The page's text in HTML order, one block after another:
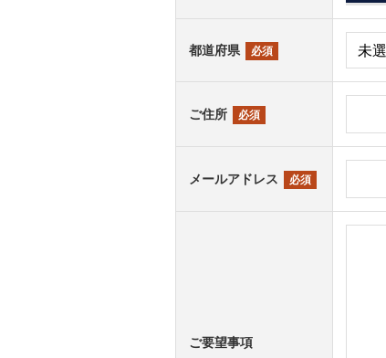
都道府県 必須
ご住所 必須
メールアドレス 必須
ご要望事項